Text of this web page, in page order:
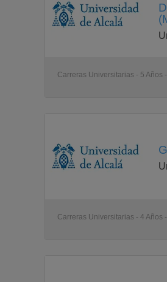
Carreras Universitarias - 5 Años
Carreras Universitarias - 4 Años